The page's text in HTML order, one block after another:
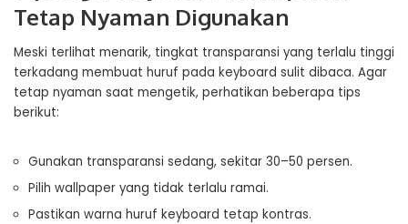
Tetap Nyaman Digunakan
Meski terlihat menarik, tingkat transparansi yang terlalu tinggi
terkadang membuat huruf pada keyboard sulit dibaca. Agar
tetap nyaman saat mengetik, perhatikan beberapa tips
berikut:
Gunakan transparansi sedang, sekitar 30–50 persen.
Pilih wallpaper yang tidak terlalu ramai.
Pastikan warna huruf keyboard tetap kontras.